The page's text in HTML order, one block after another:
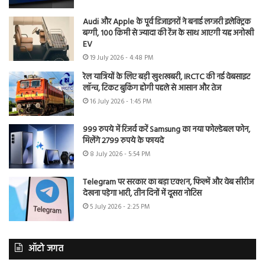
Audi और Apple के पूर्व डिजाइनरों ने बनाई लग्जरी इलेक्ट्रिक
बग्गी, 100 किमी से ज्यादा की रेंज के साथ आएगी यह अनोखी
EV
19 July 2026 - 4:48 PM
रेल यात्रियों के लिए बड़ी खुशखबरी, IRCTC की नई वेबसाइट
लॉन्च, टिकट बुकिंग होगी पहले से आसान और तेज
16 July 2026 - 1:45 PM
999 रुपये में रिजर्व करें Samsung का नया फोल्डेबल फोन,
मिलेंगे 2799 रुपये के फायदे
8 July 2026 - 5:54 PM
Telegram पर सरकार का बड़ा एक्शन, फिल्में और वेब सीरीज
देखना पड़ेगा भारी, तीन दिनों में दूसरा नोटिस
5 July 2026 - 2:25 PM
ऑटो जगत